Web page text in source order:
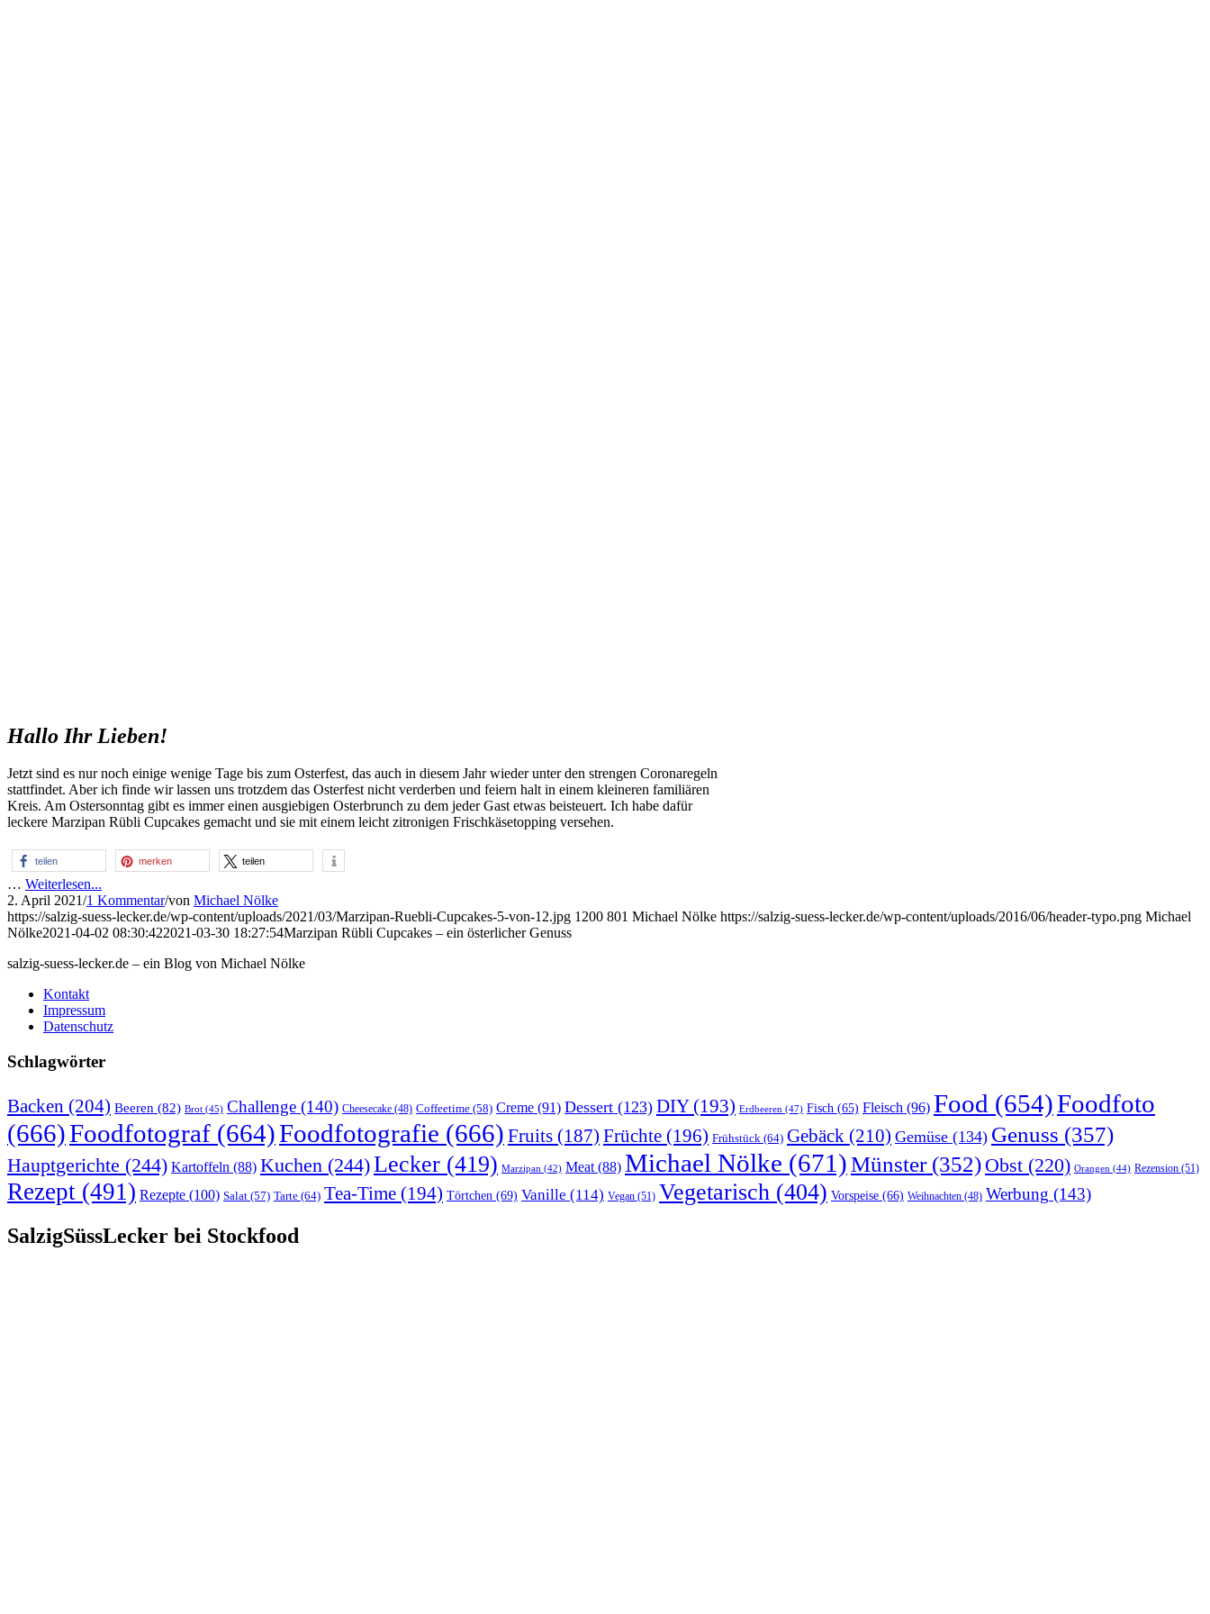
Hallo Ihr Lieben!
Jetzt sind es nur noch einige wenige Tage bis zum Osterfest, das auch in diesem Jahr wieder unter den strengen Coronaregeln
stattfindet. Aber ich finde wir lassen uns trotzdem das Osterfest nicht verderben und feiern halt in einem kleineren familiären
Kreis. Am Ostersonntag gibt es immer einen ausgiebigen Osterbrunch zu dem jeder Gast etwas beisteuert. Ich habe dafür
leckere Marzipan Rübli Cupcakes gemacht und sie mit einem leicht zitronigen Frischkäsetopping versehen.
teilen merken teilen
… Weiterlesen...
2. April 2021/1 Kommentar/von Michael Nölke
https://salzig-suess-lecker.de/wp-content/uploads/2021/03/Marzipan-Ruebli-Cupcakes-5-von-12.jpg 1200 801 Michael Nölke https://salzig-suess-lecker.de/wp-content/uploads/2016/06/header-typo.png Michael
Nölke2021-04-02 08:30:422021-03-30 18:27:54Marzipan Rübli Cupcakes – ein österlicher Genuss
salzig-suess-lecker.de – ein Blog von Michael Nölke
Kontakt
Impressum
Datenschutz
Schlagwörter
Backen (204) Beeren (82) Brot (45) Challenge (140) Cheesecake (48) Coffeetime (58) Creme (91) Dessert (123) DIY(193) Erdbeeren (47) Fisch (65) Fleisch (96) Food (654)Foodfoto
(666)Foodfotograf (664)Foodfotografie (666) Fruits (187) Früchte (196) Frühstück (64) Gebäck (210) Gemüse (134) Genuss (357)
Hauptgerichte (244) Kartoffeln (88) Kuchen (244)Lecker (419) Marzipan (42) Meat (88) Michael Nölke (671)Münster(352) Obst (220) Orangen (44) Rezension (51)
Rezept (491) Rezepte (100) Salat (57) Tarte (64) Tea-Time (194) Törtchen (69) Vanille (114) Vegan (51) Vegetarisch (404) Vorspeise (66) Weihnachten (48) Werbung (143)
SalzigSüssLecker bei Stockfood